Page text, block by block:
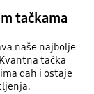
tačkama
naše najbolje
tačka
dah i ostaje